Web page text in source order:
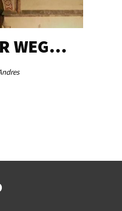
WEG…